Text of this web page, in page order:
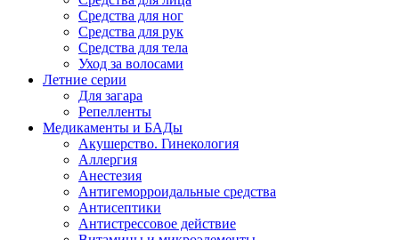
Средства для ног
Средства для рук
Средства для тела
Уход за волосами
Летние серии
Для загара
Репелленты
Медикаменты и БАДы
Акушерство. Гинекология
Аллергия
Анестезия
Антигеморроидальные средства
Антисептики
Антистрессовое действие